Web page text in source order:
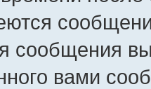
сообщения
вами